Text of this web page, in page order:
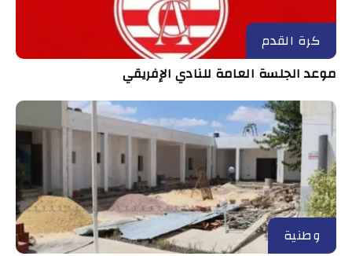
كرة القدم
موعد الجلسة العامة للنادي الإفريقي
وطنية